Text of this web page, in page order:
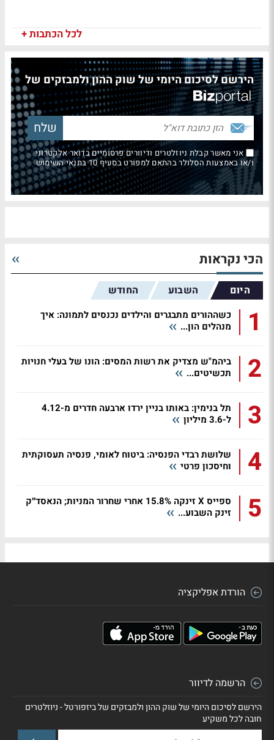
לכל הכתבות +
הירשם לסיכום היומי של שוק ההון ולמבזקים של
אני מאשר קבלת ניוזלטרים ודיוורים פרסומיים בדואר אלקטרוני
ו/או באמצעות הסלולר בהתאם למפורט בסעיף 10 בתנאי השימוש
הכי נקראות
היום השבוע החודש
1
כשההורים מתבגרים והילדים נכנסים לתמונה: איך
מנהלים הון...
2
ביהמ"ש מצדיק את רשות המסים: הונו של בעלי חנויות
תכשיטים...
3
תל בנימין: באותו בניין ירדו ארבעה חדרים מ-4.12
ל-3.6 מיליון
4
שלושת רבדי הפנסיה: ביטוח לאומי, פנסיה תעסוקתית
וחיסכון פרטי
5
ספייס X זינקה 15.8% אחרי שחרור המניות; הנאסד״ק
זינק השבוע...
הורדת אפליקציה
הרשמה לדיוור
הירשם לסיכום היומי של שוק ההון ולמבזקים של ביזפורטל - ניוזלטרים
חובה לכל משקיע